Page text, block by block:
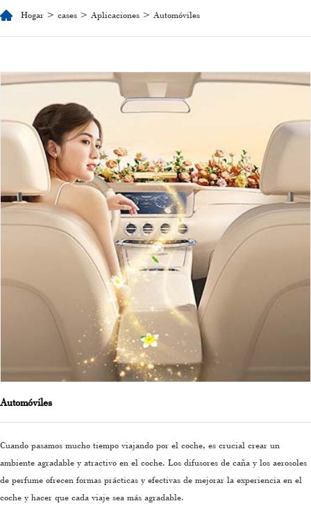
Hogar > cases > Aplicaciones > Automóviles
Automóviles
Cuando pasamos mucho tiempo viajando por el coche, es crucial crear un
ambiente agradable y atractivo en el coche. Los difusores de caña y los aerosoles
de perfume ofrecen formas prácticas y efectivas de mejorar la experiencia en el
coche y hacer que cada viaje sea más agradable.